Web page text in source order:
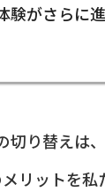
験がさらに
切り替えは
リットを私